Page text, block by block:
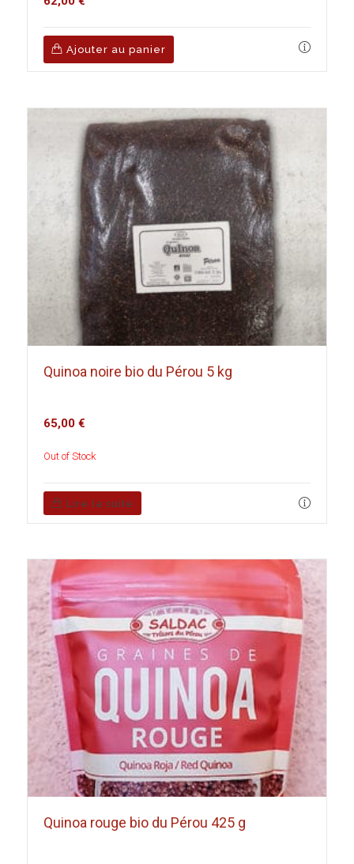
Ajouter au panier
Quinoa noire bio du Pérou 5 kg
65,00 €
Out of Stock
Lire la suite
Quinoa rouge bio du Pérou 425 g